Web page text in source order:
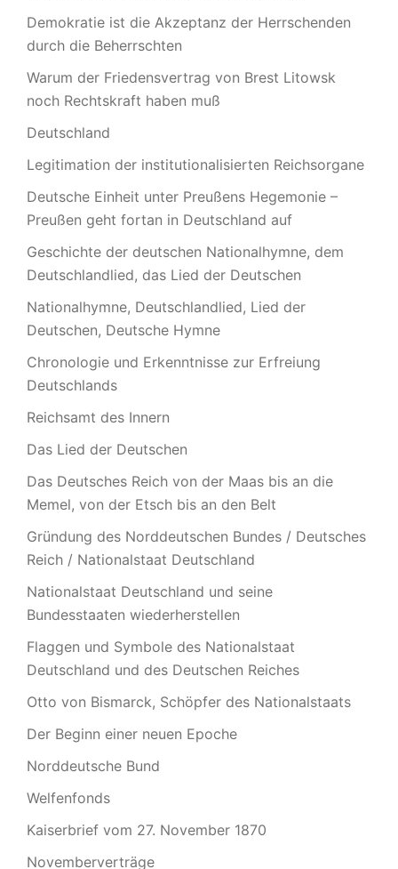
Demokratie ist die Akzeptanz der Herrschenden
durch die Beherrschten
Warum der Friedensvertrag von Brest Litowsk
noch Rechtskraft haben muß
Deutschland
Legitimation der institutionalisierten Reichsorgane
Deutsche Einheit unter Preußens Hegemonie –
Preußen geht fortan in Deutschland auf
Geschichte der deutschen Nationalhymne, dem
Deutschlandlied, das Lied der Deutschen
Nationalhymne, Deutschlandlied, Lied der
Deutschen, Deutsche Hymne
Chronologie und Erkenntnisse zur Erfreiung
Deutschlands
Reichsamt des Innern
Das Lied der Deutschen
Das Deutsches Reich von der Maas bis an die
Memel, von der Etsch bis an den Belt
Gründung des Norddeutschen Bundes / Deutsches
Reich / Nationalstaat Deutschland
Nationalstaat Deutschland und seine
Bundesstaaten wiederherstellen
Flaggen und Symbole des Nationalstaat
Deutschland und des Deutschen Reiches
Otto von Bismarck, Schöpfer des Nationalstaats
Der Beginn einer neuen Epoche
Norddeutsche Bund
Welfenfonds
Kaiserbrief vom 27. November 1870
Novemberverträge